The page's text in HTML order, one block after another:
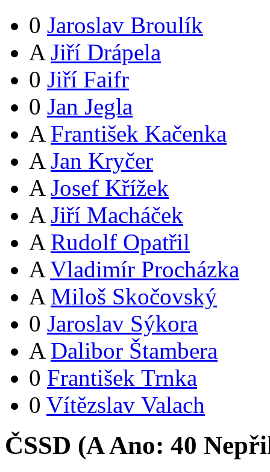
0 Jaroslav Broulík
A Jiří Drápela
0 Jiří Faifr
0 Jan Jegla
A František Kačenka
A Jan Kryčer
A Josef Křížek
A Jiří Macháček
A Rudolf Opatřil
A Vladimír Procházka
A Miloš Skočovský
0 Jaroslav Sýkora
A Dalibor Štambera
0 František Trnka
0 Vítězslav Valach
ČSSD (AAno: 40